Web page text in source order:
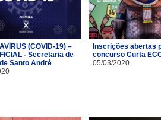
(COVID-19) –
- Secretaria de
Santo André
Inscrições abertas
concurso Curta
05/03/2020